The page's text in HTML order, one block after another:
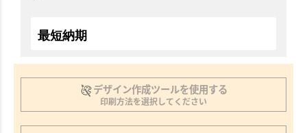
最短納期
デザイン作成ツールを使用する
印刷方法を選択してください